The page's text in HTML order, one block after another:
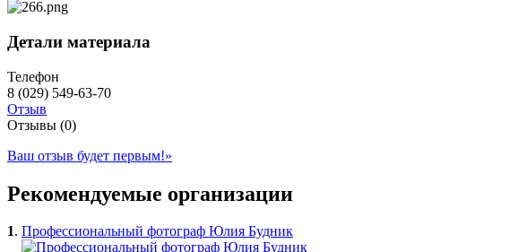
Детали материала
Телефон
8 (029) 549-63-70
Отзыв
Отзывы (0)
Ваш отзыв будет первым!»
Рекомендуемые организации
1. Профессиональный фотограф Юлия Будник